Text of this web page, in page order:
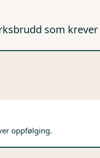
som
oppfølging.